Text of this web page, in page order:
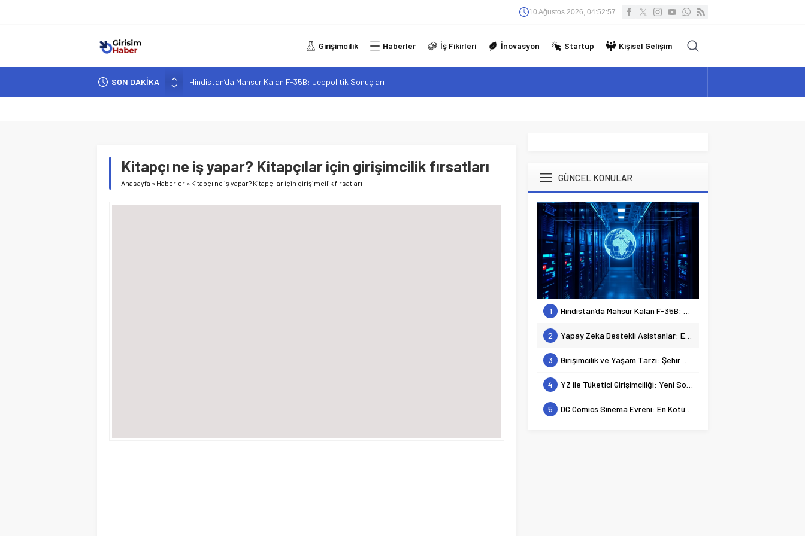
10 Ağustos 2026, 04:52:58
Girişimcilik Haberler İş Fikirleri İnovasyon Startup Kişisel Gelişim
SON DAKİKA
Hindistan’da Mahsur Kalan F-35B: Jeopolitik Sonuçları
Yapay Zeka Destekli Asistanlar: Elon Musk’tan Romantik Bir Hamle mi?
Kitapçı ne iş yapar? Kitapçılar için girişimcilik fırsatları
Anasayfa » Haberler » Kitapçı ne iş yapar? Kitapçılar için girişimcilik fırsatları GÜNCEL KONULAR
1 Hindistan’da Mahsur Kalan F-35B: Jeopolitik Sonuçları
2 Yapay Zeka Destekli Asistanlar: Elon Musk’tan Romantik Bir Hamle mi?
3 Girişimcilik ve Yaşam Tarzı: Şehir Değişiminin Nedenleri ve Etkileri
4 YZ ile Tüketici Girişimciliği: Yeni Sosyal Bağlantılar
5 DC Comics Sinema Evreni: En Kötülerden En İyilerine Bir Bakış